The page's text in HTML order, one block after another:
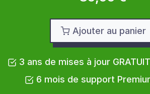
Ajouter au panier
3 ans de mises à jour
6 mois de support